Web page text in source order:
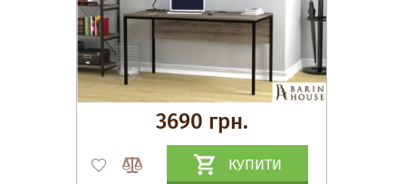
3690 грн.
КУПИТИ